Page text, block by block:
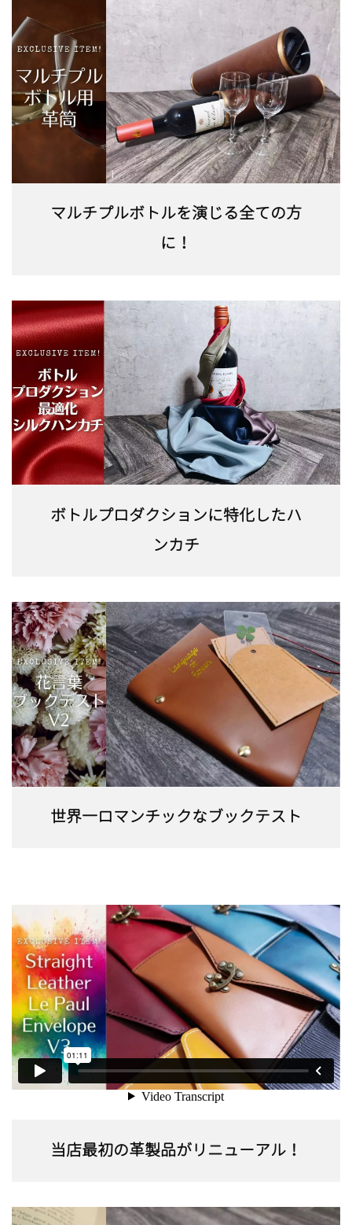
マルチプルボトルを演じる全ての方
に！
ボトルプロダクションに特化したハ
ンカチ
世界一ロマンチックなブックテスト
当店最初の革製品がリニューアル！